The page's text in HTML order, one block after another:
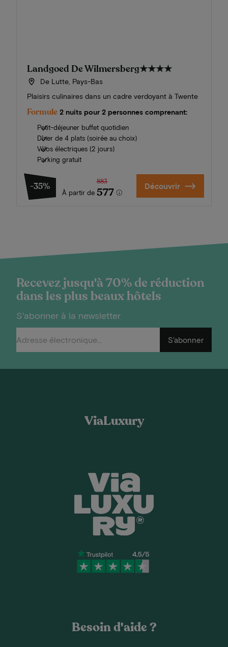
Landgoed De Wilmersberg★★★★
De Lutte, Pays-Bas
Plaisirs culinaires dans un cadre verdoyant à Twente
Formule 2 nuits pour 2 personnes comprenant:
Petit-déjeuner buffet quotidien
Dîner de 4 plats (soirée au choix)
Vélos électriques (2 jours)
Parking gratuit
-35%
À partir de
883
577 Découvrir
Recevez jusqu'à 70% de réduction
dans les plus beaux hôtels
S'abonner à la newsletter
S'abonner
ViaLuxury
Besoin d'aide ?